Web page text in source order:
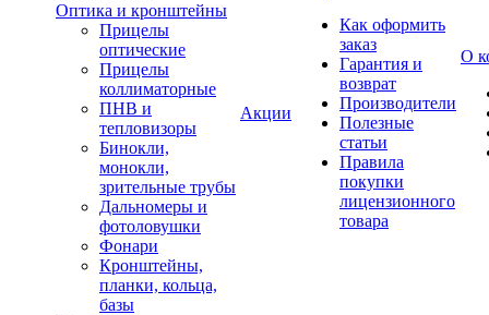
Оптика и кронштейны
Прицелы
оптические
Прицелы
коллиматорные
ПНВ и
тепловизоры
Бинокли,
монокли,
зрительные трубы
Дальномеры и
фотоловушки
Фонари
Кронштейны,
планки, кольца,
базы
Акции
Как оформить
заказ
Гарантия и
возврат
Производители
Полезные
статьи
Правила
покупки
лицензионного
товара
О